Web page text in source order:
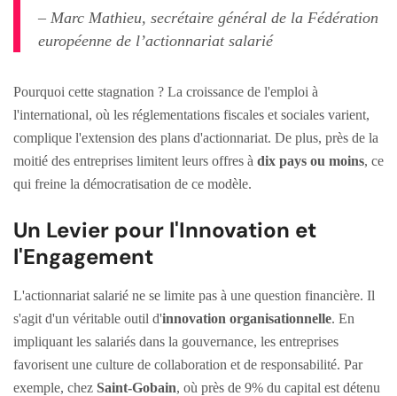
– Marc Mathieu, secrétaire général de la Fédération
européenne de l’actionnariat salarié
Pourquoi cette stagnation ? La croissance de l'emploi à
l'international, où les réglementations fiscales et sociales varient,
complique l'extension des plans d'actionnariat. De plus, près de la
moitié des entreprises limitent leurs offres à dix pays ou moins, ce
qui freine la démocratisation de ce modèle.
Un Levier pour l'Innovation et
l'Engagement
L'actionnariat salarié ne se limite pas à une question financière. Il
s'agit d'un véritable outil d'innovation organisationnelle. En
impliquant les salariés dans la gouvernance, les entreprises
favorisent une culture de collaboration et de responsabilité. Par
exemple, chez Saint-Gobain, où près de 9% du capital est détenu